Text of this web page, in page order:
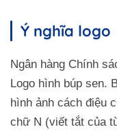
Ý nghĩa logo
Ngân hàng Chính
Logo hình búp sen.
hình ảnh cách điệu
chữ N (viết tắt của